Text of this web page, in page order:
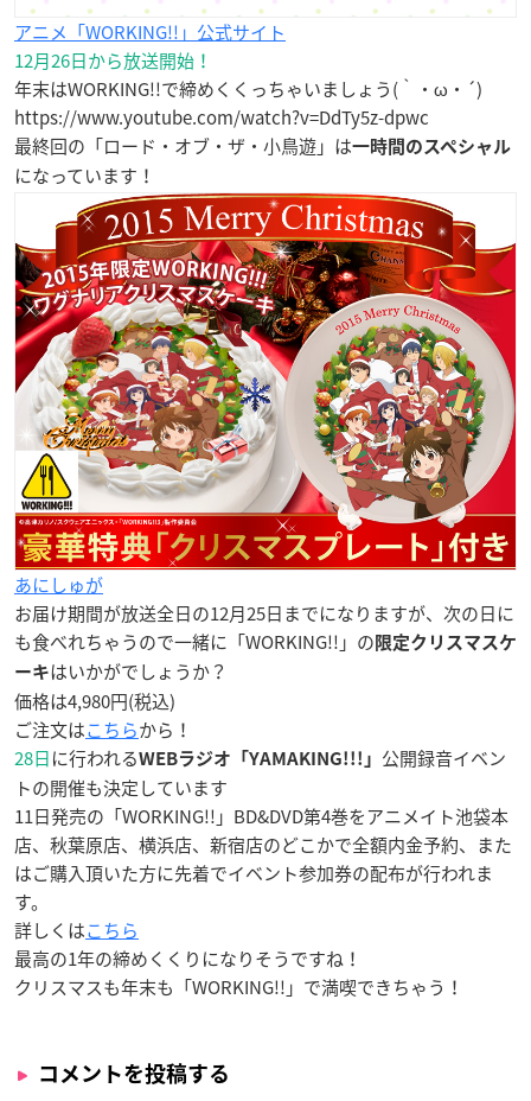
アニメ「WORKING!!」公式サイト
12月26日から放送開始！
年末はWORKING!!で締めくくっちゃいましょう(｀・ω・´)
https://www.youtube.com/watch?v=DdTy5z-dpwc
最終回の「ロード・オブ・ザ・小鳥遊」は一時間のスペシャル
になっています！
あにしゅが
お届け期間が放送全日の12月25日までになりますが、次の日に
も食べれちゃうので一緒に「WORKING!!」の 限定クリスマスケ
ーキはいかがでしょうか？
価格は4,980円(税込)
ご注文はこちらから！
28日に行われるWEBラジオ「YAMAKING!!!」 公開録音イベン
トの開催も決定しています
11日発売の「WORKING!!」BD&DVD第4巻をアニメイト池袋本
店、秋葉原店、横浜店、新宿店のどこかで全額内金予約、また
はご購入頂いた方に先着でイベント参加券の配布が行われま
す。
詳しくはこちら
最高の1年の締めくくりになりそうですね！
クリスマスも年末も「WORKING!!」で満喫できちゃう！
コメントを投稿する